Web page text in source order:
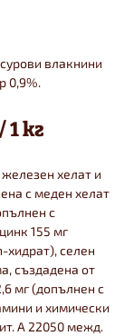
влакнини
0,9%.
кг
хелат и
с меден хелат
с
155 мг
хидрат), селен
създадена от
мг (допълнен с
и химически
А 22050 межд.